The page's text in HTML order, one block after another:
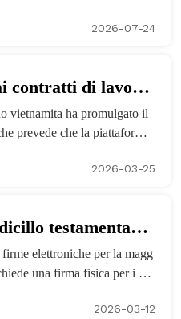
2026-07-24
contratti di lavoro
cinesi in
vietnamita ha promulgato il
prevede che la piattaforma
1° luglio 2026 e che tutti i
2026-03-25
testamentario
elettroniche per la magg
una firma fisica per i co
2026-03-12